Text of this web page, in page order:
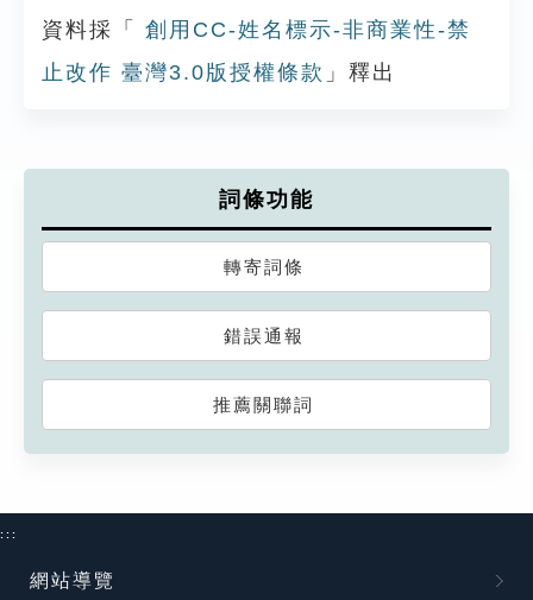
資料採「
創用CC-姓名標示-非商業性-禁
止改作 臺灣3.0版授權條款 」釋出
詞條功能
轉寄詞條
錯誤通報
推薦關聯詞
:::
網站導覽